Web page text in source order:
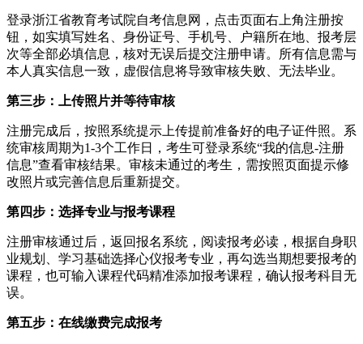
登录浙江省教育考试院自考信息网，点击页面右上角注册按
钮，如实填写姓名、身份证号、手机号、户籍所在地、报考层
次等全部必填信息，核对无误后提交注册申请。所有信息需与
本人真实信息一致，虚假信息将导致审核失败、无法毕业。
第三步：上传照片并等待审核
注册完成后，按照系统提示上传提前准备好的电子证件照。系
统审核周期为1-3个工作日，考生可登录系统“我的信息-注册
信息”查看审核结果。审核未通过的考生，需按照页面提示修
改照片或完善信息后重新提交。
第四步：选择专业与报考课程
注册审核通过后，返回报名系统，阅读报考必读，根据自身职
业规划、学习基础选择心仪报考专业，再勾选当期想要报考的
课程，也可输入课程代码精准添加报考课程，确认报考科目无
误。
第五步：在线缴费完成报考